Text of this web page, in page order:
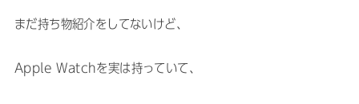
まだ持ち物紹介をしてないけど、
Apple Watchを実は持っていて、